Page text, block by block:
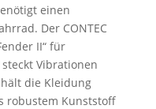
einen
Der CONTEC
II“ für
Vibrationen
die Kleidung
robustem Kunststoff